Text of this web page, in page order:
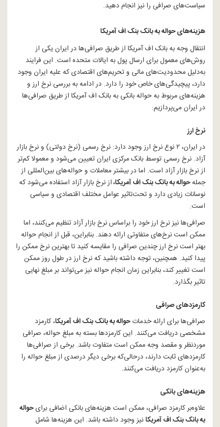
سیاست‌های صرافی را نیز انجام دهید.
هزینه‌های حواله به بانک بنک اف آمریکا
انتقال وجه به بانک اف آمریکا از طریق صرافی‌ها در ایران یکی از
روش‌های معمول برای ارسال پول به ایالات متحده است. این فرایند
به‌دلیل محدودیت‌های مالی و تحریم‌های اقتصادی که علیه ایران وجود
دارد، پیچیدگی‌های خاص خود را دارد. در ادامه به بررسی نرخ ارز و
هزینه‌های مربوط به حواله بانکی به بانک اف آمریکا از طریق صرافی‌ها
در ایران می‌پردازیم:
نرخ ارز
در ایران، ۲ نوع نرخ ارز وجود دارد: نرخ رسمی (نرخ دولتی) و نرخ بازار
آزاد. نرخ رسمی توسط بانک مرکزی ایران تعیین می‌شود و معمولا کم‌تر
از نرخ بازار آزاد است. اما در بیشتر معاملات و حواله‌های بین‌المللی از
جملهحواله به بانک بنک اف آمریکا،از نرخ بازار آزاد استفاده می‌شود که
نوسانات زیادی دارد و تحت‌تاثیر عوامل مختلف اقتصادی و سیاسی
است.
صرافی‌ها نیز نرخ ارز خود را براساس نرخ بازار آزاد تنظیم می‌کنند، اما
ممکن است نرخ‌های متفاوتی ارائه دهند. بنابراین، قبل از انجام حواله
بهتر است نرخ ارز چندین صرافی را مقایسه کنید تا بهترین نرخ ممکن را
پیدا کنید. همچنین، توجه داشته باشید که نرخ ارز در طول روز ممکن
است تغییر کند، بنابراین زمان انجام حواله نیز می‌تواند بر مبلغ نهایی
تاثیر بگذارد.
کارمزدهای صرافی
صرافی‌ها برای ارائه خدماتحواله به بانک بنک اف آمریکا، کارمزد
مشخصی دریافت می‌کنند. این کارمزدها بسته به مبلغ حواله، صرافی
موردنظر و مقصد وجه ممکن است متفاوت باشد. برخی از صرافی‌ها
کارمزدهای ثابت دارند، درحالی‌که برخی دیگر درصدی از مبلغ حواله را
به‌عنوان کارمزد دریافت می‌کنند.
هزینه‌های بانکی
علاوه‌بر کارمزد صرافی، ممکن است هزینه‌های بانکی اضافی برایحواله
به بانک بنک اف آمریکا نیز وجود داشته باشد. این هزینه‌ها شامل